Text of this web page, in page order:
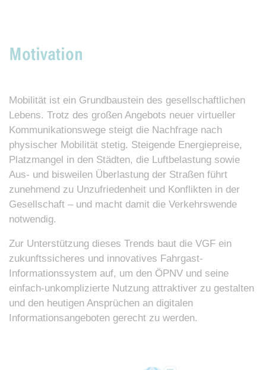
Motivation
Mobilität ist ein Grundbaustein des gesellschaftlichen
Lebens. Trotz des großen Angebots neuer virtueller
Kommunikationswege steigt die Nachfrage nach
physischer Mobilität stetig. Steigende Energiepreise,
Platzmangel in den Städten, die Luftbelastung sowie
Aus- und bisweilen Überlastung der Straßen führt
zunehmend zu Unzufriedenheit und Konflikten in der
Gesellschaft – und macht damit die Verkehrswende
notwendig.
Zur Unterstützung dieses Trends baut die VGF ein
zukunftssicheres und innovatives Fahrgast-
Informationssystem auf, um den ÖPNV und seine
einfach-unkomplizierte Nutzung attraktiver zu gestalten
und den heutigen Ansprüchen an digitalen
Informationsangeboten gerecht zu werden.